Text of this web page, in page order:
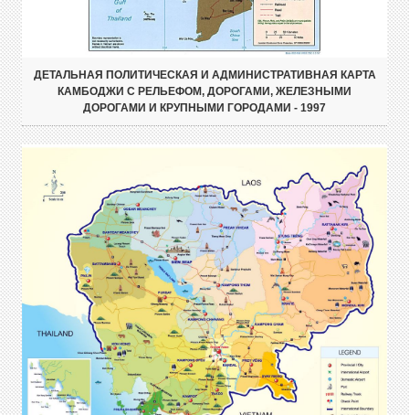
ДЕТАЛЬНАЯ ПОЛИТИЧЕСКАЯ И АДМИНИСТРАТИВНАЯ КАРТА
КАМБОДЖИ С РЕЛЬЕФОМ, ДОРОГАМИ, ЖЕЛЕЗНЫМИ
ДОРОГАМИ И КРУПНЫМИ ГОРОДАМИ - 1997